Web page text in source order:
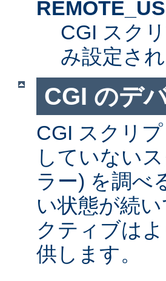
CGI スク
み設定され
CGI のデ
CGI スクリ
していない
ラー) を調べ
い状態が続
クティブは
供します。